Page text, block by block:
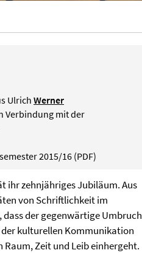
UlrichWerner
Verbindung mit der
2015/16 (PDF)
ihr zehnjähriges Jubiläum. Aus
von Schriftlichkeit im
der gegenwärtige Umbruch
kulturellen Kommunikation
Zeit und Leib einhergeht.